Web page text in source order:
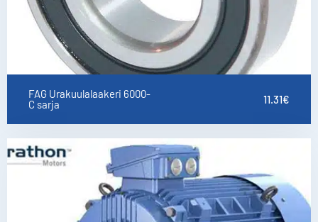
FAG Urakuulalaakeri 6000-
C sarja
11.31€